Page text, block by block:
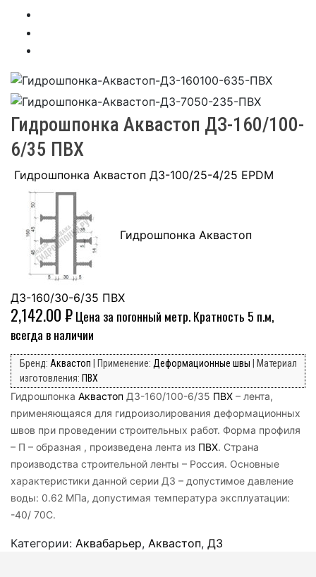
Гидрошпонка Аквастоп ДЗ-160/100-
6/35 ПВХ
Гидрошпонка Аквастоп ДЗ-100/25-4/25 EPDM
Гидрошпонка Аквастоп
ДЗ-160/30-6/35 ПВХ
2,142.00₽Цена за погонный метр. Кратность 5 п.м,
всегда в наличии
Бренд: Аквастоп | Применение: Деформационные швы | Материал
изготовления: ПВХ
Гидрошпонка Аквастоп ДЗ-160/100-6/35 ПВХ – лента,
применяющаяся для гидроизолирования деформационных
швов при проведении строительных работ. Форма профиля
– П – образная , произведена лента из ПВХ. Страна
производства строительной ленты – Россия. Основные
характеристики данной серии ДЗ – допустимое давление
воды: 0.62 МПа, допустимая температура эксплуатации:
-40/ 70C.
Категории: Аквабарьер, Аквастоп, ДЗ